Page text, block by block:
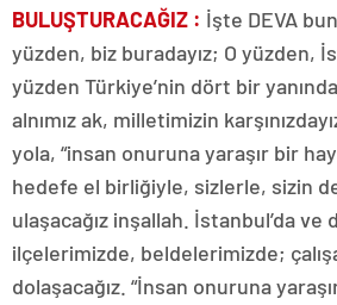
BULUŞTURACAĞIZ : İşte DEVA
yüzden, biz buradayız; O yüzden,
yüzden Türkiye’nin dört bir
alnımız ak, milletimizin
yola, “insan onuruna yaraşır bir
hedefe el birliğiyle, sizlerle, sizin
ulaşacağız inşallah. İstanbul’da
ilçelerimizde, beldelerimizde;
dolaşacağız. “İnsan onuruna